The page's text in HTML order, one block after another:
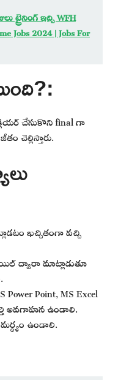
ట్రైనింగ్ ఇచ్చి WFH
Jobs 2024 | Jobs For
చేసుకొని final గా
చెల్లిస్తారు.
ఖచ్చితంగా వచ్చి
ద్వారా మాట్లాడుతూ
Point, MS Excel
అవగాహన ఉండాలి.
ఉండాలి.